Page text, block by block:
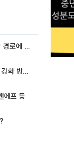
태풍 '돌핀' 이어 '찬홈' 등장…예상 경로에 한국 '한숨'
삼성전자·SK하이닉스 “주주 환원 강화 방안 마련”
에프 등